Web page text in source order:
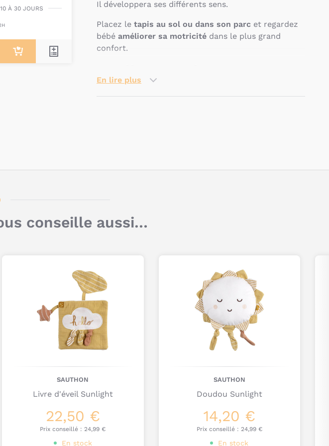
À 30 JOURS Il développera ses différents sens.
Placez le tapis au sol ou dans son parc et regardez
bébé améliorer sa motricité dans le plus grand
confort.
caractéristiques du grand
°C maximum, programme normal. Ne pas
linge délicat. Ne pas sécher au sèche-linge. Ne
pas repasser à très haute température (110 °C
En lire plus
Je poste mon commentaire
conseille aussi…
SAUTHON
Livre d'éveil Sunlight
22,50 €
Prix conseillé : 24,99 €
En stock
SAUTHON
Doudou Sunlight
14,20 €
Prix conseillé : 24,99 €
En stock